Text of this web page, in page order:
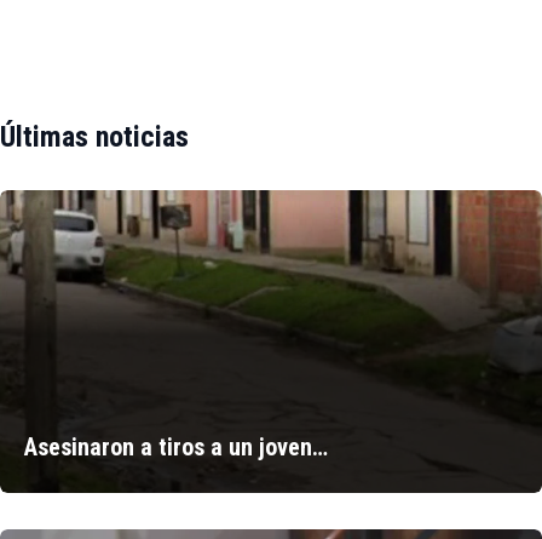
Últimas noticias
Asesinaron a tiros a un joven…